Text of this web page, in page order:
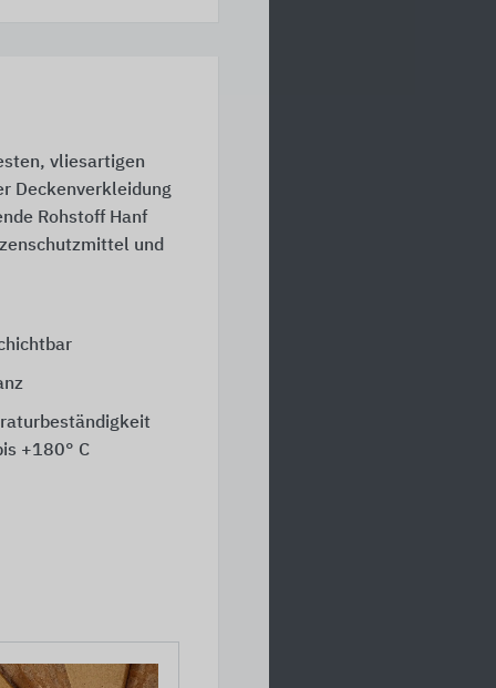
vliesartigen
Deckenverkleidung
Rohstoff Hanf
und
+180° C